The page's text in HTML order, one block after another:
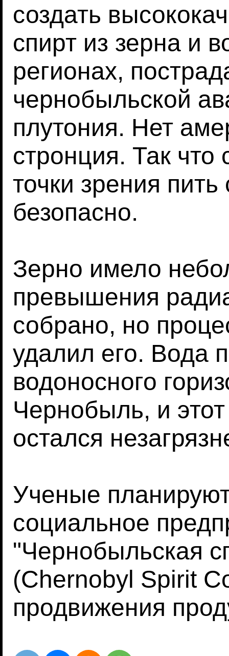
создать
спирт из зерна и
регионах,
чернобыльской
плутония. Нет
стронция. Так что
точки зрения
безопасно.
Зерно имело
превышения
собрано, но
удалил его. Вода
водоносного
Чернобыль, и
остался
Ученые
социальное
"Чернобыльская
(Chernobyl Spirit
продвижения